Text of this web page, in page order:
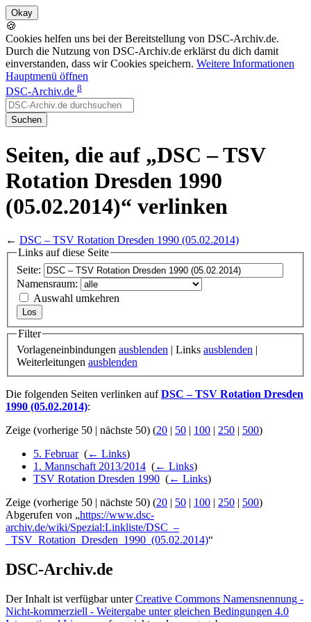
🍪
Cookies helfen uns bei der Bereitstellung von DSC-Archiv.de.
Durch die Nutzung von DSC-Archiv.de erklärst du dich damit
einverstanden, dass wir Cookies speichern. Weitere Informationen
Hauptmenü öffnen
DSC-Archiv.de β
Suchen
Seiten, die auf „DSC – TSV
Rotation Dresden 1990
(05.02.2014)“ verlinken
← DSC – TSV Rotation Dresden 1990 (05.02.2014)
Links auf diese Seite
Seite:
Namensraum:
Auswahl umkehren
Filter
Vorlageneinbindungen ausblenden | Links ausblenden |
Weiterleitungen ausblenden
Die folgenden Seiten verlinken aufDSC – TSV Rotation Dresden
1990 (05.02.2014):
Zeige (vorherige 50 | nächste 50) (20 | 50 | 100 | 250 | 500)
5. Februar‎ (← Links)
1. Mannschaft 2013/2014 (← Links)
TSV Rotation Dresden 1990 (← Links)
Zeige (vorherige 50 | nächste 50) (20 | 50 | 100 | 250 | 500)
Abgerufen von „https://www.dsc-
archiv.de/wiki/Spezial:Linkliste/DSC_–
_TSV_Rotation_Dresden_1990_(05.02.2014)“
DSC-Archiv.de
Der Inhalt ist verfügbar unterCreative Commons Namensnennung -
Nicht-kommerziell - Weitergabe unter gleichen Bedingungen 4.0